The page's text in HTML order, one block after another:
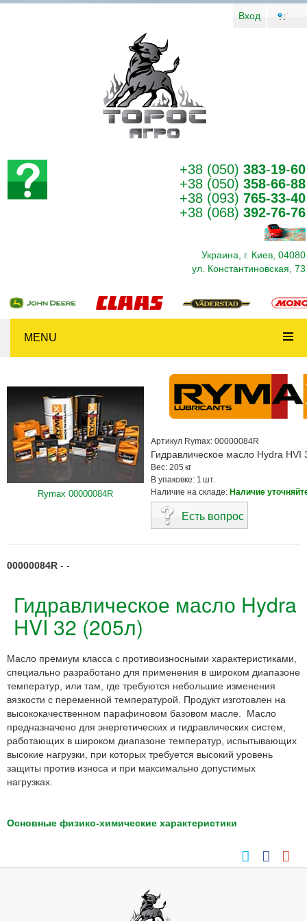
Вход
+38 (050) 383-19-60
+38 (050) 358-66-88
+38 (093) 765-33-40
+38 (068) 392-76-76
Украина, г. Киев, 04080
ул. Константиновская, 73
MENU
Rymax 00000084R
Артикул Rymax: 00000084R
Гидравлическое масло Hydra HVI
Вес: 205 кг
В упаковке: 1 шт.
Наличие на складе: Наличие
00000084R - -
Гидравлическое масло Hydra
HVI 32 (205л)
Масло премиум класса с противоизносными характеристиками,
специально разработано для применения в широком диапазоне
температур, или там, где требуются небольшие изменения
вязкости с переменной температурой. Продукт изготовлен на
высококачественном парафиновом базовом масле. Масло
предназначено для энергетических и гидравлических систем,
работающих в широком диапазоне температур, испытывающих
высокие нагрузки, при которых требуется высокий уровень
защиты против износа и при максимально допустимых
нагрузках.
Основные физико-химические характеристики